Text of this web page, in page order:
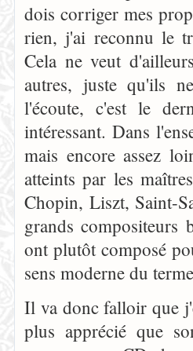
dois corriger mes
rien, j'ai reconnu le
Cela ne veut
autres, juste qu'ils
l'écoute, c'est le
intéressant. Dans
mais encore assez
atteints par les
Chopin, Liszt, Saint-
grands compositeurs
ont plutôt composé
sens moderne du
Il va donc falloir que
plus apprécié que